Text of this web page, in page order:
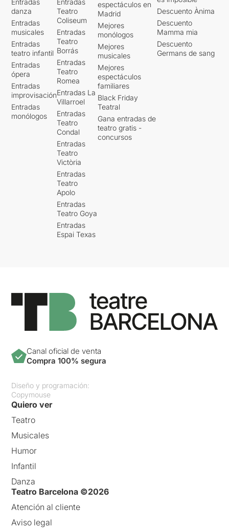
danza
Entradas
musicales
Entradas
teatro infantil
Entradas
ópera
Entradas
improvisación
Entradas
monólogos
Teatro
Coliseum
Entradas
Teatro
Borrás
Entradas
Teatro
Romea
Entradas La
Villarroel
Entradas
Teatro
Condal
Entradas
Teatro
Victòria
Entradas
Teatro
Apolo
Entradas
Teatro Goya
Entradas
Espai Texas
espectáculos en
Madrid
Mejores
monólogos
Mejores
musicales
Mejores
espectáculos
familiares
Black Friday
Teatral
Gana entradas de
teatro gratis -
concursos
Descuento Ànima
Descuento
Mamma mia
Descuento
Germans de sang
Canal oficial de venta
Compra 100% segura
Diseño y programación:
Copymouse
Quiero ver
Teatro
Musicales
Humor
Infantil
Danza
Teatro Barcelona ©2026
Atención al cliente
Aviso legal